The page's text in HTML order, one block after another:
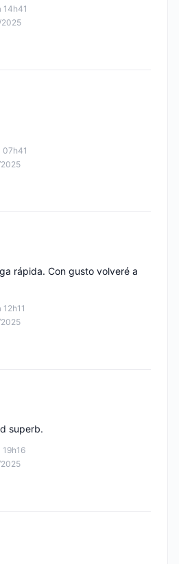
14h41
07h41
rápida. Con gusto volveré a
superb.